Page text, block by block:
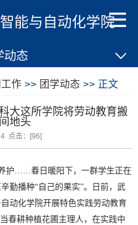
能与自动化学院
动态
作 >> 团学动态 >> 正文
大这所学院将劳动教育搬
地头
点击：[96]
护……春日暖阳下，一群学生正在
勤播种“自己的果实”。日前，武
动化学院开展特色实践劳动教育
春耕种植花圃主理人，在实践中